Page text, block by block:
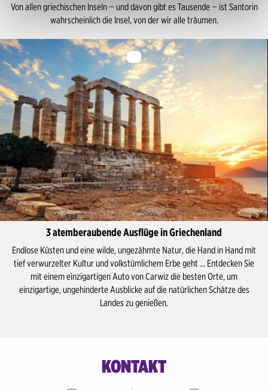
Von allen griechischen Inseln − und davon gibt es Tausende − ist Santorin
wahrscheinlich die Insel, von der wir alle träumen.
3 atemberaubende Ausflüge in Griechenland
Endlose Küsten und eine wilde, ungezähmte Natur, die Hand in Hand mit
tief verwurzelter Kultur und volkstümlichem Erbe geht ... Entdecken Sie
mit einem einzigartigen Auto von Carwiz die besten Orte, um
einzigartige, ungehinderte Ausblicke auf die natürlichen Schätze des
Landes zu genießen.
KONTAKT